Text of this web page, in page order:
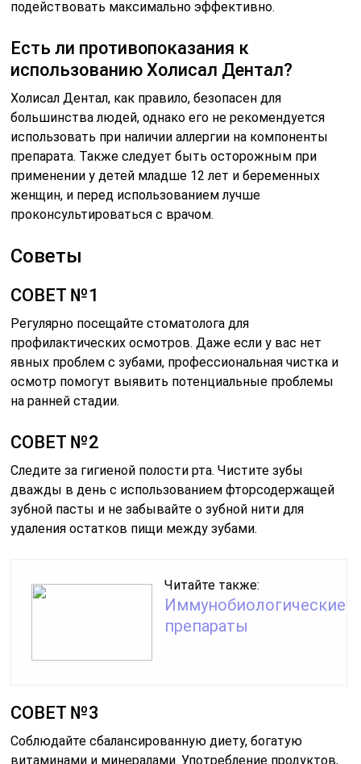
подействовать максимально эффективно.
Есть ли противопоказания к
использованию Холисал Дентал?
Холисал Дентал, как правило, безопасен для
большинства людей, однако его не рекомендуется
использовать при наличии аллергии на компоненты
препарата. Также следует быть осторожным при
применении у детей младше 12 лет и беременных
женщин, и перед использованием лучше
проконсультироваться с врачом.
Советы
СОВЕТ №1
Регулярно посещайте стоматолога для
профилактических осмотров. Даже если у вас нет
явных проблем с зубами, профессиональная чистка и
осмотр помогут выявить потенциальные проблемы
на ранней стадии.
СОВЕТ №2
Следите за гигиеной полости рта. Чистите зубы
дважды в день с использованием фторсодержащей
зубной пасты и не забывайте о зубной нити для
удаления остатков пищи между зубами.
Читайте также:
Иммунобиологические
препараты
СОВЕТ №3
Соблюдайте сбалансированную диету, богатую
витаминами и минералами. Употребление продуктов,